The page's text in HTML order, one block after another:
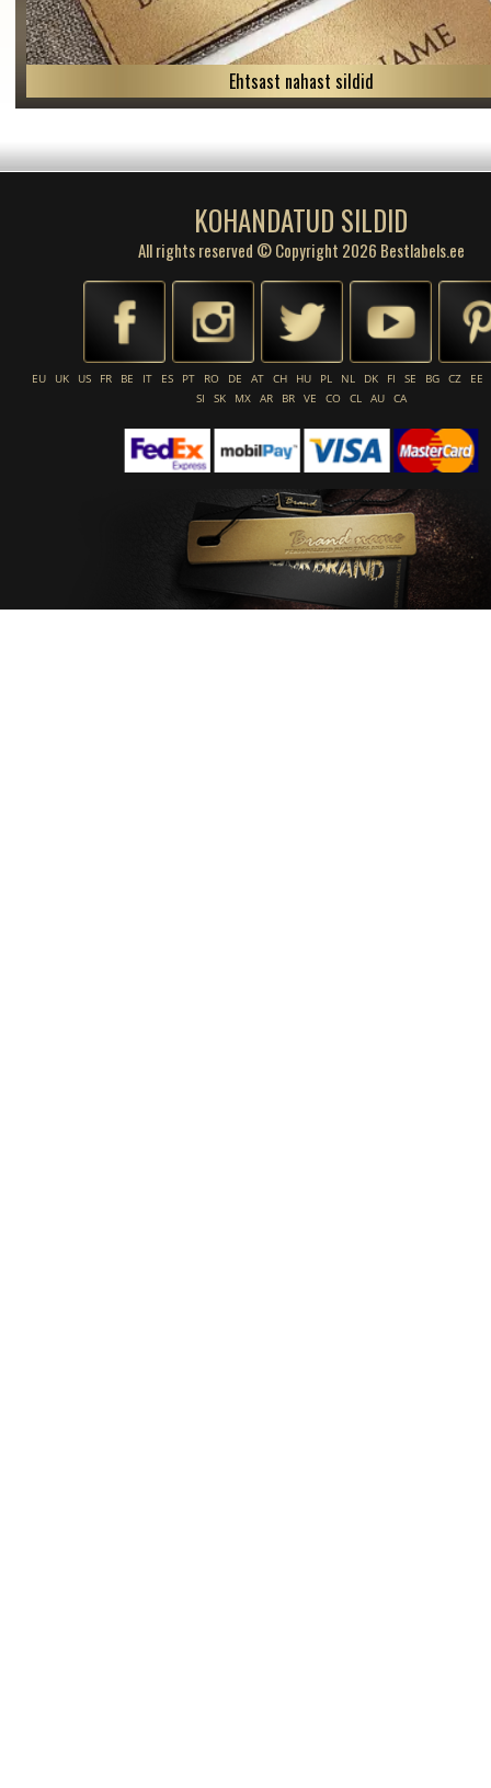
Ehtsast nahast sildid
KOHANDATUD SILDID
All rights reserved © Copyright 2026 Bestlabels.ee
EU UK US FR BE IT ES PT RO DE AT CH HU PL NL DK FI SE BG CZ
EE
SI
SK MX AR BR VE CO CL AU CA